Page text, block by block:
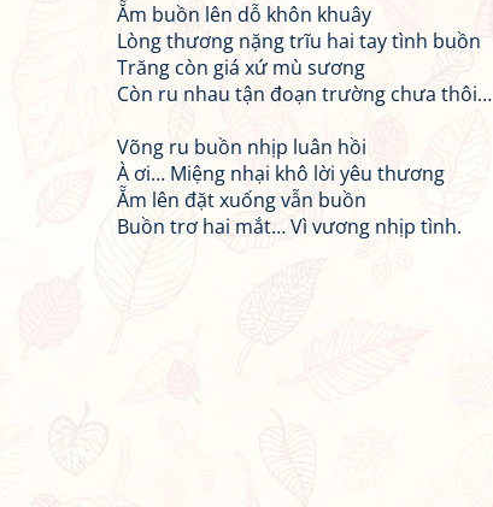
Ẵm buồn lên dỗ khôn khuây
Lòng thương nặng trĩu hai tay tình buồn
Trăng còn giá xứ mù sương
Còn ru nhau tận đoạn trường chưa thôi…
Võng ru buồn nhịp luân hồi
À ơi… Miệng nhại khô lời yêu thương
Ẵm lên đặt xuống vẫn buồn
Buồn trơ hai mắt… Vì vương nhịp tình.